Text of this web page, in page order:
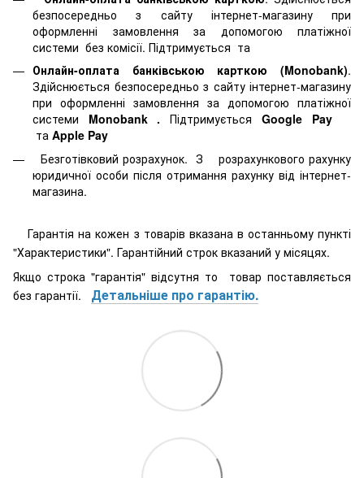
безпосередньо з сайту інтернет-магазину при
оформленні замовлення за допомогою платіжної
системи без комісії. Підтримується та
Онлайн-оплата банківською карткою (Monobank).
Здійснюється безпосередньо з сайту інтернет-магазину
при оформленні замовлення за допомогою платіжної
системи Monobank .Підтримується Google Pay
та Apple Pay
Безготівковий розрахунок. З розрахункового рахунку
юридичної особи після отримання рахунку від інтернет-
магазина.
Гарантія на кожен з товарів вказана в останньому пункті
"Характеристики". Гарантійний строк вказаний у місяцях.
Якщо строка "гарантія" відсутня то товар поставляється
без гарантії. Детальніше про гарантію.